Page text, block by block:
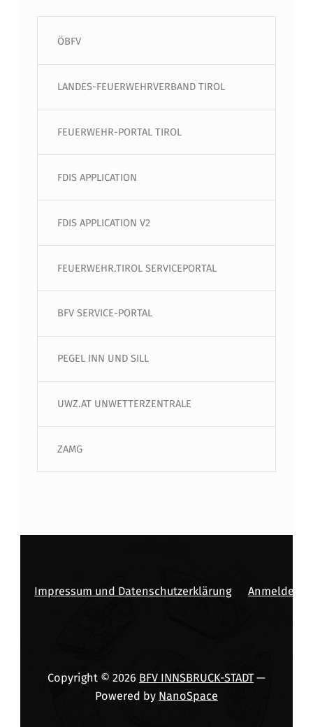
ÖBFV
LANDES-FEUERWEHRVERBAND TIROL
FEUERWEHR-PORTAL TIROL
FDIS APPLICATION
FDIS APPLICATION V2
FEUERWEHR.TIROL SERVICEPORTAL
BFV SERVICE-PORTAL
PEGEL INN UND SILL
UWZ.AT UNWETTERZENTRALE
ZAMG
Impressum und Datenschutzerklärung Anmelden
Copyright © 2026 BFV INNSBRUCK-STADT—
Powered by NanoSpace